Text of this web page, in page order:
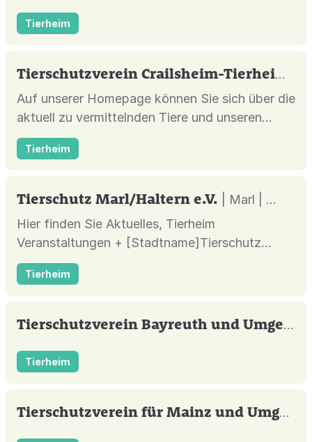
Tierheim
Tierschutzverein Crailsheim-Tierheim e.V.
Auf unserer Homepage können Sie sich über die
aktuell zu vermittelnden Tiere und unseren
Verein informieren. Möchten Sie uns gerne
unterstützen? Sei es durch Sach- oder
Auch hierfür haben wir Informationen zur
Tierheim
Tierschutz Marl/Haltern e.V.
| Marl |
Hier finden Sie Aktuelles, Tierheim
Veranstaltungen + [Stadtname]Tierschutz
EventsTierheim TermineTag der offenen Tür
TierheimAdoption EventsHundevermittlung
wer wir sind.
Tierheim
Tierschutzverein Bayreuth und Umgebung e.V. 1876
Tierheim
Tierschutzverein für Mainz und Umgebung e.V.